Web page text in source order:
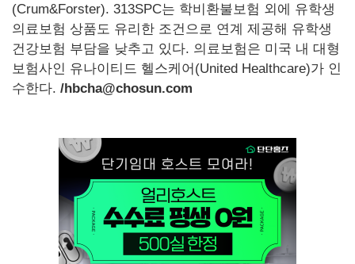
(Crum&Forster). 313SPC는 학비환불보험 외에 유학생
의료보험 상품도 유리한 조건으로 연계 제공해 유학생
건강보험 부담을 낮추고 있다. 의료보험은 미국 내 대형
보험사인 유나이티드 헬스케어(United Healthcare)가 인
수한다. /hbcha@chosun.com